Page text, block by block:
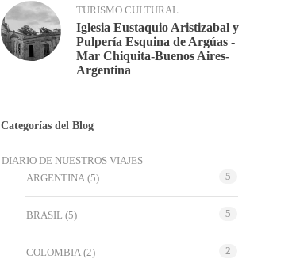
TURISMO CULTURAL
Iglesia Eustaquio Aristizabal y
Pulpería Esquina de Argúas -
Mar Chiquita-Buenos Aires-
Argentina
Categorías del Blog
DIARIO DE NUESTROS VIAJES
ARGENTINA (5) 5
BRASIL (5) 5
COLOMBIA (2) 2